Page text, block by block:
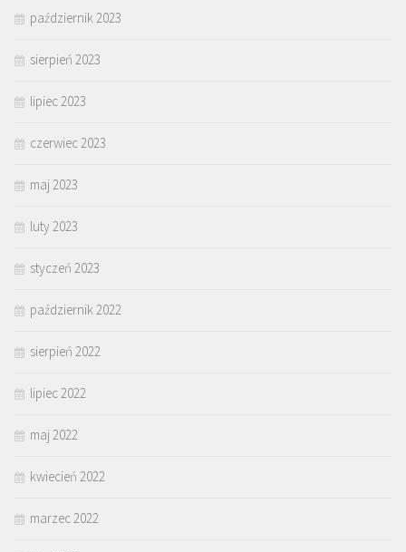
październik 2023
sierpień 2023
lipiec 2023
czerwiec 2023
maj 2023
luty 2023
styczeń 2023
październik 2022
sierpień 2022
lipiec 2022
maj 2022
kwiecień 2022
marzec 2022